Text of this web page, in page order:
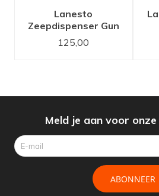
Lanesto
Zeepdispenser Gun
Metal Zwart
125,00
Meld je aan voor
ABONNEER